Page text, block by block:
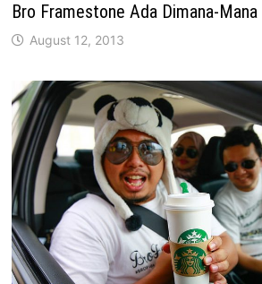
Bro Framestone Ada Dimana-
August 12, 2013